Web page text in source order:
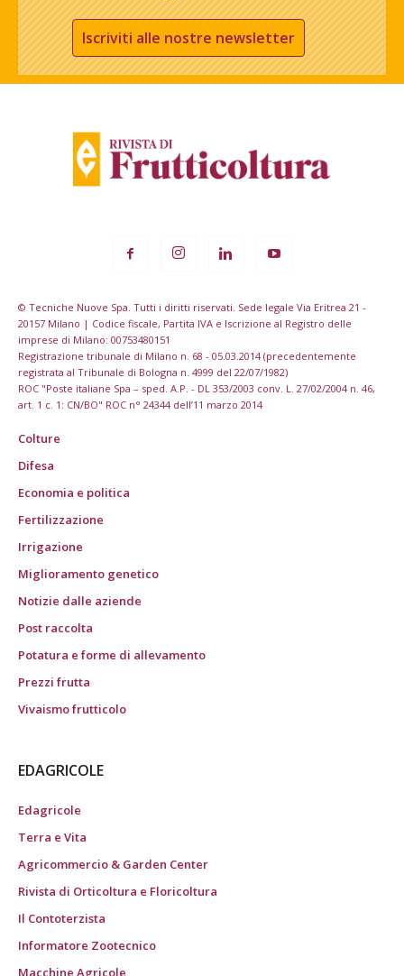
Iscriviti alle nostre newsletter
© Tecniche Nuove Spa. Tutti i diritti riservati. Sede legale Via Eritrea 21 -
20157 Milano | Codice fiscale, Partita IVA e Iscrizione al Registro delle
imprese di Milano: 00753480151
Registrazione tribunale di Milano n. 68 - 05.03.2014 (precedentemente
registrata al Tribunale di Bologna n. 4999 del 22/07/1982)
ROC "Poste italiane Spa – sped. A.P. - DL 353/2003 conv. L. 27/02/2004 n. 46,
art. 1 c. 1: CN/BO" ROC n° 24344 dell’11 marzo 2014
Colture
Difesa
Economia e politica
Fertilizzazione
Irrigazione
Miglioramento genetico
Notizie dalle aziende
Post raccolta
Potatura e forme di allevamento
Prezzi frutta
Vivaismo frutticolo
EDAGRICOLE
Edagricole
Terra e Vita
Agricommercio & Garden Center
Rivista di Orticoltura e Floricoltura
Il Contoterzista
Informatore Zootecnico
Macchine Agricole